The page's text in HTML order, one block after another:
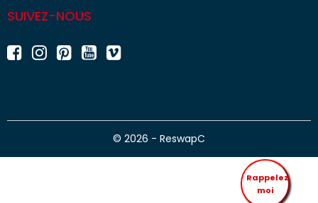
SUIVEZ-NOUS
© 2026 - ReswapC
Rappelez
moi